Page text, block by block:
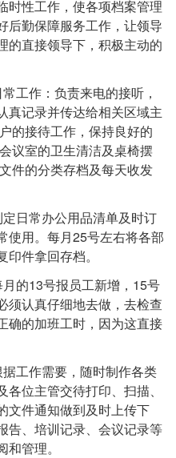
性工作，使各项档案管理
后勤保障服务工作，让领导
的直接领导下，积极主动的
作：负责来电的接听，
真记录并传达给相关区域主
的接待工作，保持良好的
议室的卫生清洁及桌椅摆
件的分类存档及每天收发
日常办公用品清单及时订
使用。每月25号左右将各部
件拿回存档。
的13号报员工新增，15号
须认真仔细地去做，去检查
确的加班工时，因为这直接
工作需要，随时制作各类
位主管交待打印、扫描、
文件通知做到及时上传下
告、培训记录、会议记录等
管理。